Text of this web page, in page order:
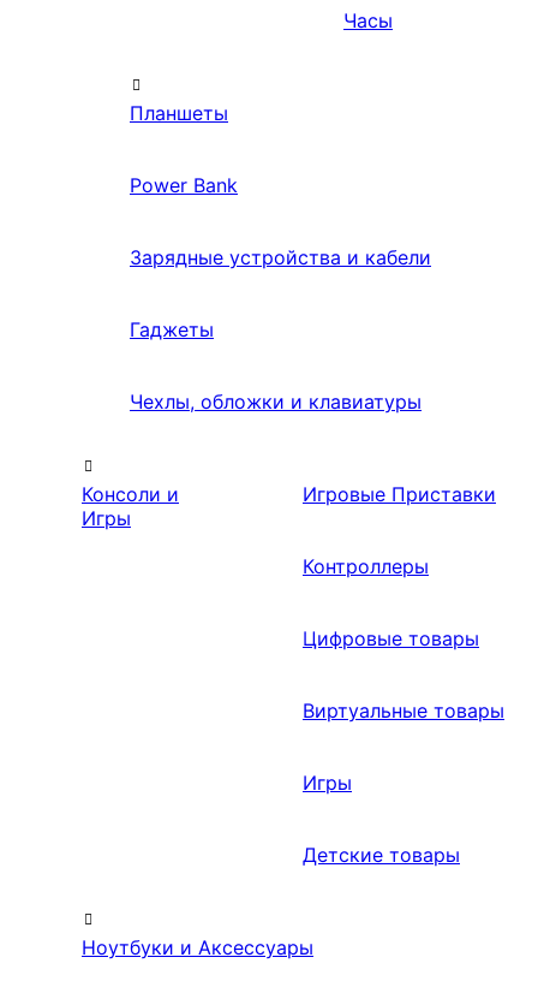
Часы
Планшеты
Power Bank
Зарядные устройства и кабели
Гаджеты
Чехлы, обложки и клавиатуры
Консоли и
Игры
Игровые Приставки
Контроллеры
Цифровые товары
Виртуальные товары
Игры
Детские товары
Ноутбуки и Аксессуары